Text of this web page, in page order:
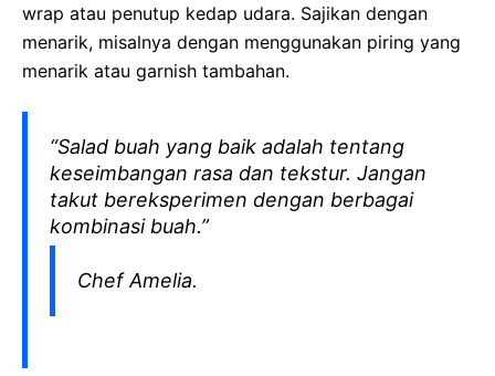
wrap atau penutup kedap udara. Sajikan dengan
menarik, misalnya dengan menggunakan piring yang
menarik atau garnish tambahan.
“Salad buah yang baik adalah tentang
keseimbangan rasa dan tekstur. Jangan
takut bereksperimen dengan berbagai
kombinasi buah.”
Chef Amelia.